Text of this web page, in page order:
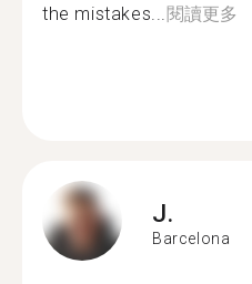
the mistakes...閱讀更多
J.
Barcelona